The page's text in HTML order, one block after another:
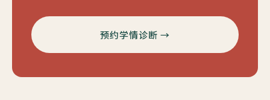
预约学情诊断 →